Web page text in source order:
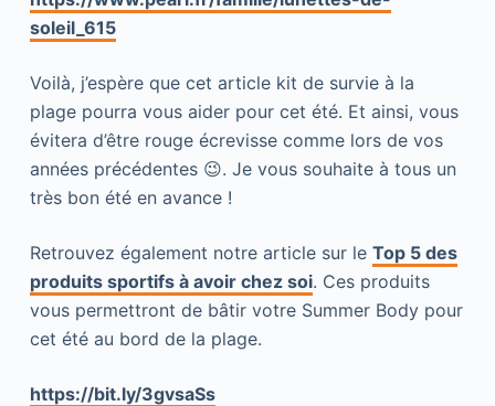
soleil_615
Voilà, j’espère que cet article kit de survie à la
plage pourra vous aider pour cet été. Et ainsi, vous
évitera d’être rouge écrevisse comme lors de vos
années précédentes 😉. Je vous souhaite à tous un
très bon été en avance !
Retrouvez également notre article sur le Top 5 des
produits sportifs à avoir chez soi. Ces produits
vous permettront de bâtir votre Summer Body pour
cet été au bord de la plage.
https://bit.ly/3gvsaSs